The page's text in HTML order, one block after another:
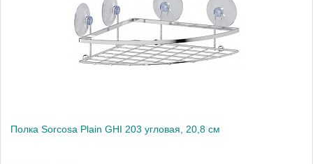
Полка Sorcosa Plain GHI 203 угловая, 20,8 см